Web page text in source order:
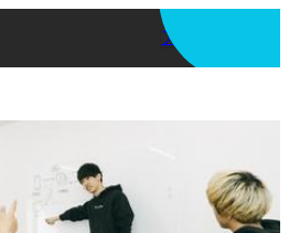
アプリを使う